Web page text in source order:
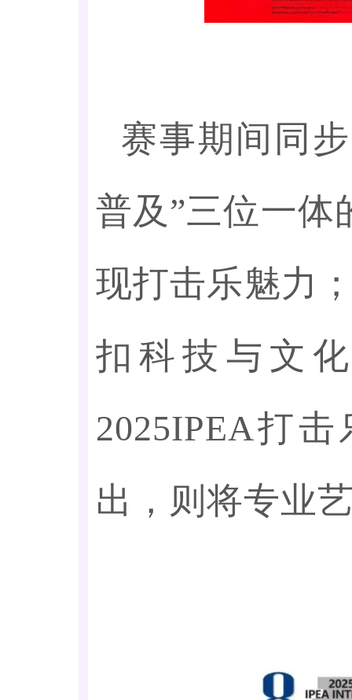
赛事期间同
普及”三位一体
现打击乐魅力
扣科技与文
2025IPEA打
出，则将专业